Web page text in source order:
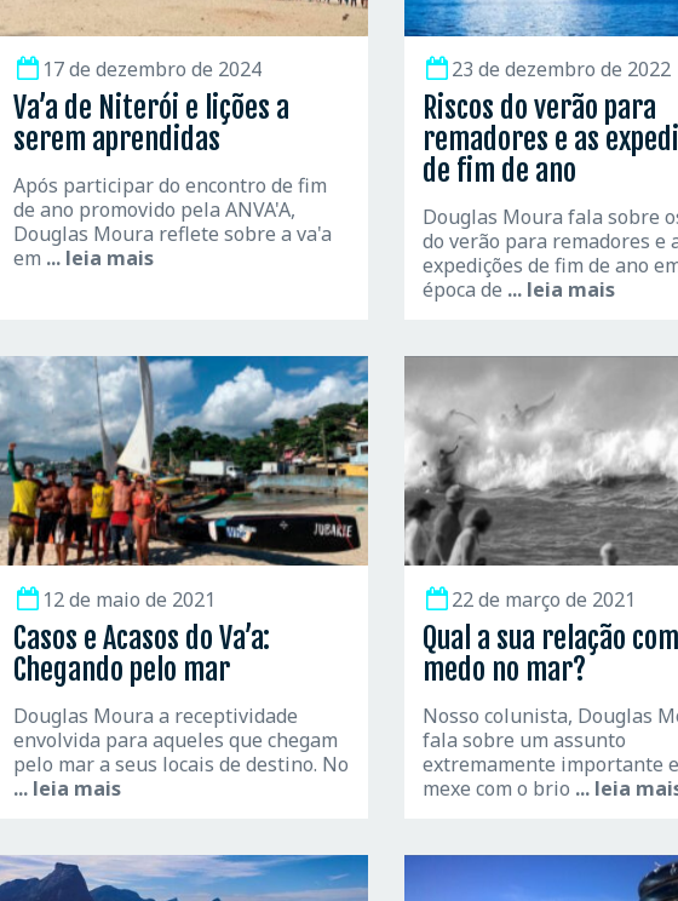
17 de dezembro de 2024
Va’a de Niterói e lições a
serem aprendidas
Após participar do encontro de fim
de ano promovido pela ANVA'A,
Douglas Moura reflete sobre a va'a
em ... leia mais
23 de dezembro de 2022
Riscos do verão para
remadores e as
de fim de ano
Douglas Moura fala sobre
do verão para remadores e
expedições de fim de ano
época de ... leia mais
12 de maio de 2021
Casos e Acasos do Va’a:
Chegando pelo mar
Douglas Moura a receptividade
envolvida para aqueles que chegam
pelo mar a seus locais de destino. No
... leia mais
22 de março de 2021
Qual a sua relação
medo no mar?
Nosso colunista, Douglas
fala sobre um assunto
extremamente importante
mexe com o brio ... leia